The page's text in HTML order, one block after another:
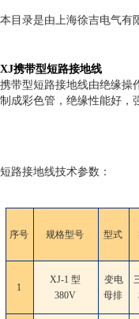
本目录是由上海徐吉电气有
XJ携带型短路接地线
携带型短路接地线由绝缘操
制成彩色管，绝缘性能好，
短路接地线技术参数：
序号 规格型号 型式
1
XJ-1 型
380V
变电
母排